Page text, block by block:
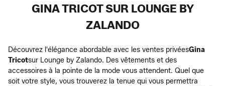
GINA TRICOT SUR LOUNGE BY
ZALANDO
Découvrez l'élégance abordable avec les ventes privéesGina
Tricotsur Lounge by Zalando. Des vêtements et des
accessoires à la pointe de la mode vous attendent. Quel que
soit votre style, vous trouverez la tenue qui vous permettra